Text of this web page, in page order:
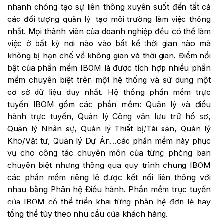
nhanh chóng tạo sự liên thông xuyên suốt đến tất cả
các đối tượng quản lý, tạo môi trường làm việc thống
nhất. Mọi thành viên của doanh nghiệp đều có thể làm
việc ở bất kỳ nơi nào vào bất kể thời gian nào mà
không bị hạn chế về không gian và thời gian. Điểm nổi
bật của phần mềm IBOM là được tích hợp nhiều phần
mềm chuyên biệt trên một hệ thống và sử dụng một
cơ sở dữ liệu duy nhất. Hệ thống phần mềm trực
tuyến IBOM gồm các phần mềm: Quản lý và điều
hành trực tuyến, Quản lý Công văn lưu trữ hồ sơ,
Quản lý Nhân sự, Quản lý Thiết bị/Tài sản, Quản lý
Kho/Vật tư, Quản lý Dự Án…các phần mềm này phục
vụ cho công tác chuyên môn của từng phòng ban
chuyên biệt nhưng thông qua quy trình chung IBOM
các phần mềm riêng lẻ được kết nối liên thông với
nhau bằng Phân hệ Điều hành. Phần mềm trực tuyến
của IBOM có thể triển khai từng phân hệ đơn lẻ hay
tổng thể tùy theo nhu cầu của khách hàng.